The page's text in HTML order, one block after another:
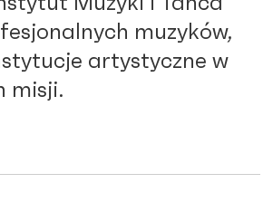
muzyków,
artystyczne w
misji.